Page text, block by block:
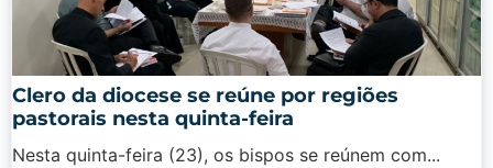
Clero da diocese se reúne por regiões
pastorais nesta quinta-feira
Nesta quinta-feira (23), os bispos se reúnem com...